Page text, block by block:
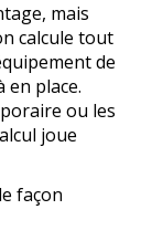
mais
calcule tout
de
place.
ou les
joue
façon